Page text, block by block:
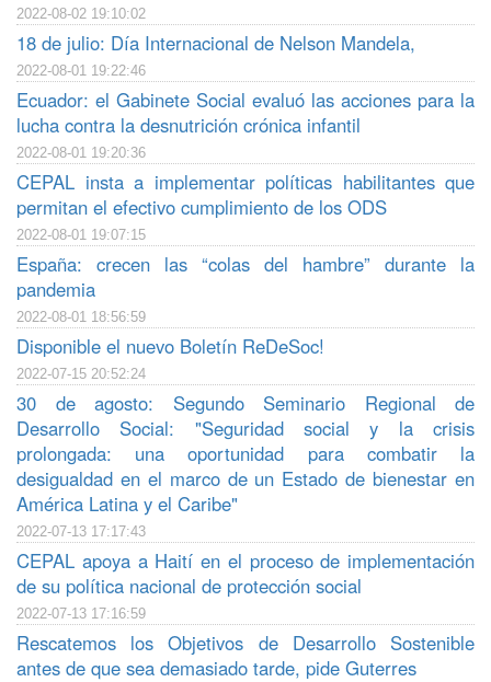
2022-08-02 19:10:02
18 de julio: Día Internacional de Nelson Mandela,
2022-08-01 19:22:46
Ecuador: el Gabinete Social evaluó las acciones para la
lucha contra la desnutrición crónica infantil
2022-08-01 19:20:36
CEPAL insta a implementar políticas habilitantes que
permitan el efectivo cumplimiento de los ODS
2022-08-01 19:07:15
España: crecen las “colas del hambre” durante la
pandemia
2022-08-01 18:56:59
Disponible el nuevo Boletín ReDeSoc!
2022-07-15 20:52:24
30 de agosto: Segundo Seminario Regional de
Desarrollo Social: "Seguridad social y la crisis
prolongada: una oportunidad para combatir la
desigualdad en el marco de un Estado de bienestar en
América Latina y el Caribe"
2022-07-13 17:17:43
CEPAL apoya a Haití en el proceso de implementación
de su política nacional de protección social
2022-07-13 17:16:59
Rescatemos los Objetivos de Desarrollo Sostenible
antes de que sea demasiado tarde, pide Guterres